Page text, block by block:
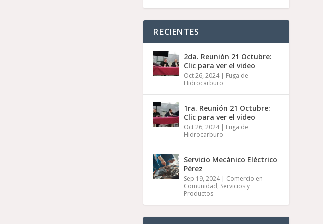
RECIENTES
2da. Reunión 21 Octubre:
Clic para ver el video
Oct 26, 2024| Fuga de
Hidrocarburo
1ra. Reunión 21 Octubre:
Clic para ver el video
Oct 26, 2024| Fuga de
Hidrocarburo
Servicio Mecánico Eléctrico
Pérez
Sep 19, 2024| Comercio en
Comunidad, Servicios y
Productos